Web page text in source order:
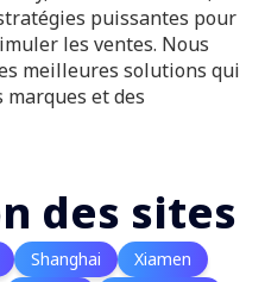
puissantes pour
les ventes. Nous
meilleures solutions qui
et des
des sites
Shanghai
Xiamen